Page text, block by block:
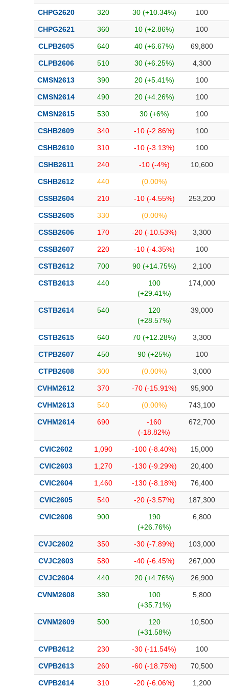
CHPG2620 320 30 (+10.34%) 100
CHPG2621 360 10 (+2.86%) 100
CLPB2605 640 40 (+6.67%) 69,800
CLPB2606 510 30 (+6.25%) 4,300
CMSN2613 390 20 (+5.41%) 100
CMSN2614 490 20 (+4.26%) 100
CMSN2615 530 30 (+6%) 100
CSHB2609 340 -10 (-2.86%) 100
CSHB2610 310 -10 (-3.13%) 100
CSHB2611 240 -10 (-4%) 10,600
CSHB2612 440 (0.00%)
CSSB2604 210 -10 (-4.55%) 253,200
CSSB2605 330 (0.00%)
CSSB2606 170 -20 (-10.53%) 3,300
CSSB2607 220 -10 (-4.35%) 100
CSTB2612 700 90 (+14.75%) 2,100
CSTB2613 440
100
(+29.41%)
174,000
CSTB2614 540
120
(+28.57%)
39,000
CSTB2615 640 70 (+12.28%) 3,300
CTPB2607 450 90 (+25%) 100
CTPB2608 300 (0.00%) 3,000
CVHM2612 370 -70 (-15.91%) 95,900
CVHM2613 540 (0.00%) 743,100
CVHM2614 690
-160
(-18.82%)
672,700
CVIC2602 1,090 -100 (-8.40%) 15,000
CVIC2603 1,270 -130 (-9.29%) 20,400
CVIC2604 1,460 -130 (-8.18%) 76,400
CVIC2605 540 -20 (-3.57%) 187,300
CVIC2606 900
190
(+26.76%)
6,800
CVJC2602 350 -30 (-7.89%) 103,000
CVJC2603 580 -40 (-6.45%) 267,000
CVJC2604 440 20 (+4.76%) 26,900
CVNM2608 380
100
(+35.71%)
5,800
CVNM2609 500
120
(+31.58%)
10,500
CVPB2612 230 -30 (-11.54%) 100
CVPB2613 260 -60 (-18.75%) 70,500
CVPB2614 310 -20 (-6.06%) 1,200